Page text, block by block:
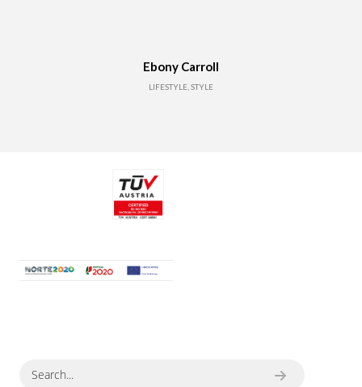
Ebony Carroll
LIFESTYLE, STYLE